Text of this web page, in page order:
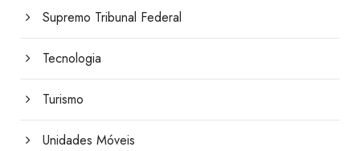
Supremo Tribunal Federal
Tecnologia
Turismo
Unidades Móveis